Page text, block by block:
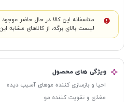
متاسفانه این کالا در حال حاضر
لیست بالای برگه، از کالاهای مشابه
ویژگی های محصول
احیا و بازسازی کننده موهای آسیب دیده
مغذی و تقویت کننده مو